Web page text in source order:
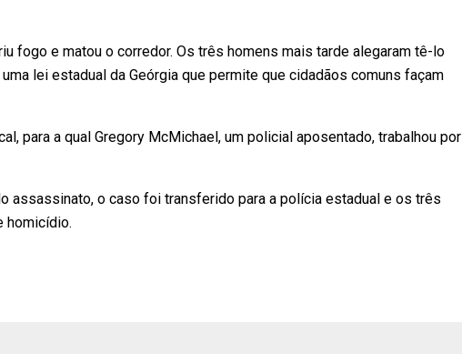
fogo e matou o corredor. Os três homens mais tarde alegaram tê-lo
lei estadual da Geórgia que permite que cidadãos comuns façam
para a qual Gregory McMichael, um policial aposentado, trabalhou por
assassinato, o caso foi transferido para a polícia estadual e os três
homicídio.